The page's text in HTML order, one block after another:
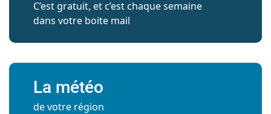
C’est gratuit, et c’est chaque semaine
dans votre boite mail
La météo
de votre région